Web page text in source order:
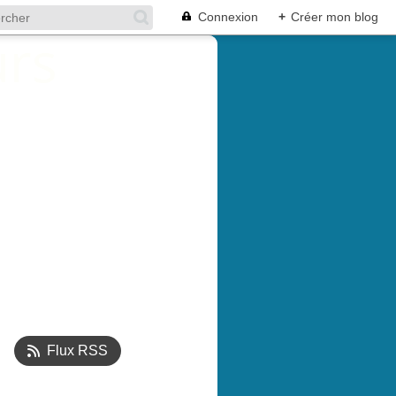
Connexion + Créer mon blog
Flux RSS